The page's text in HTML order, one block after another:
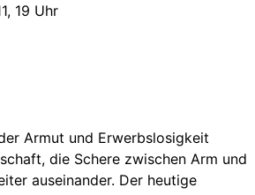
19 Uhr
Armut und Erwerbslosigkeit
die Schere zwischen Arm und
auseinander. Der heutige